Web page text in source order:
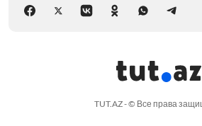
TUT.AZ - © Все права